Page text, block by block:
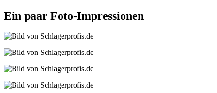
Ein paar Foto-Impressionen